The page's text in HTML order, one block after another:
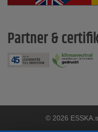
Partner &
© 2026